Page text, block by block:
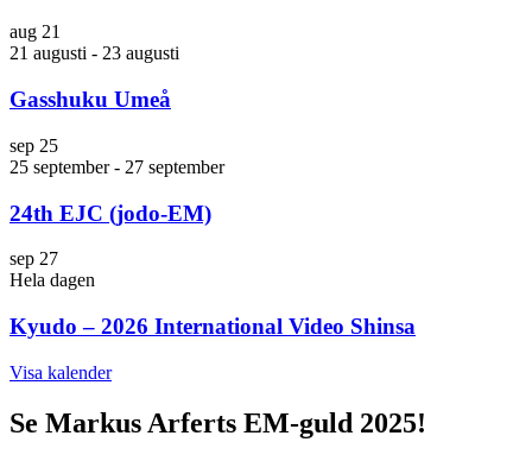
aug 21
21 augusti - 23 augusti
Gasshuku Umeå
sep 25
25 september- 27 september
24th EJC (jodo-EM)
sep 27
Hela dagen
Kyudo – 2026 International Video Shinsa
Visa kalender
Se Markus Arferts EM-guld 2025!